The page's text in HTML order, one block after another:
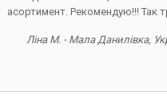
асортимент. Рекомендую!!! Так
Ліна М. - Мала Данилівка,